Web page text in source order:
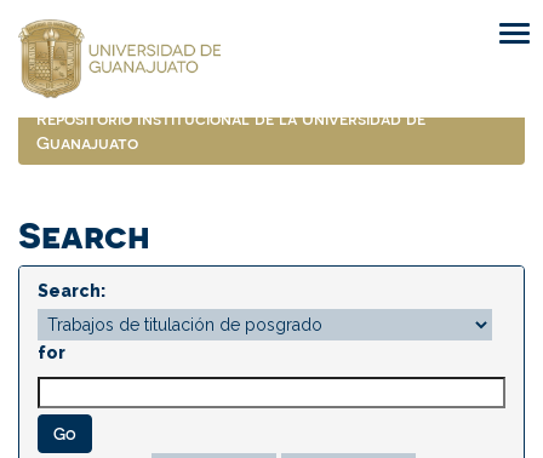
navigation
Repositorio Institucional de la Universidad de
Guanajuato
Search
Search:
for